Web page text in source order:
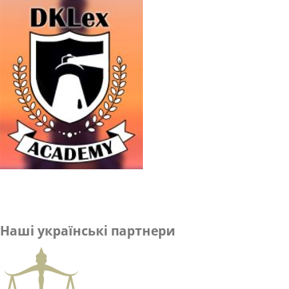
Наші українські партнери